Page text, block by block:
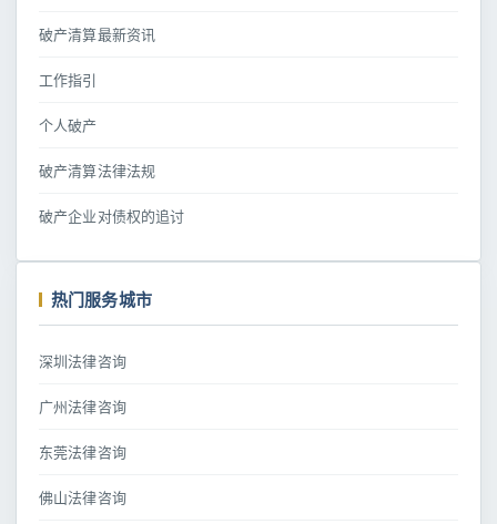
破产清算最新资讯
工作指引
个人破产
破产清算法律法规
破产企业对债权的追讨
热门服务城市
深圳法律咨询
广州法律咨询
东莞法律咨询
佛山法律咨询